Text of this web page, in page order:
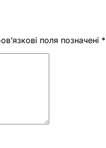
поля позначені *